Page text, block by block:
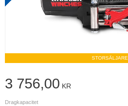
STORSÄLJARE
3 756,00 KR
Dragkapacitet